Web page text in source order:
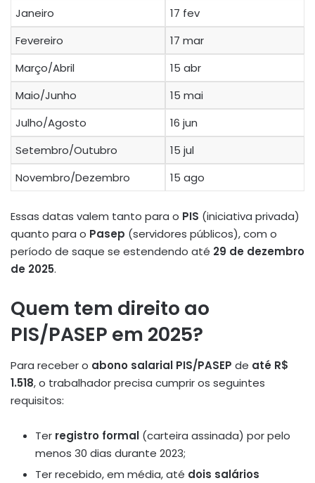
Janeiro
17 fev
Fevereiro
17 mar
Março/Abril
15 abr
Maio/Junho
15 mai
Julho/Agosto
16 jun
Setembro/Outubro
15 jul
Novembro/Dezembro
15 ago
Essas datas valem tanto para o PIS (iniciativa privada)
quanto para o Pasep (servidores públicos), com o
período de saque se estendendo até 29 de dezembro
de 2025.
Quem tem direito ao
PIS/PASEP em 2025?
Para receber o abono salarial PIS/PASEP de até R$
1.518, o trabalhador precisa cumprir os seguintes
requisitos:
Ter registro formal (carteira assinada) por pelo
menos 30 dias durante 2023;
Ter recebido, em média, até dois salários